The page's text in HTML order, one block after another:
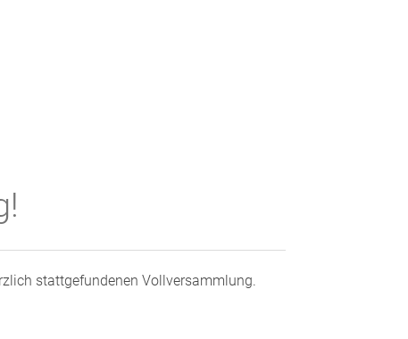
stattgefundenen Vollversammlung.